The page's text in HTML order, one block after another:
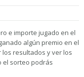
e importe jugado en el
algún premio en el
los resultados y ver los
el sorteo podrás